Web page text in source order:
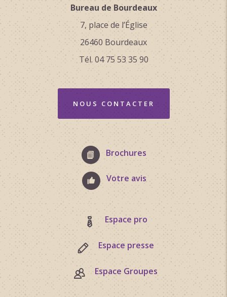
Bureau de Bourdeaux
7, place de l’Église
26460 Bourdeaux
Tél. 04 75 53 35 90
NOUS CONTACTER
Brochures
Votre avis
Espace pro
Espace presse
Espace Groupes